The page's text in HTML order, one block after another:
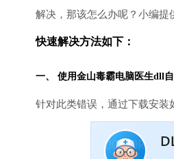
解决，那该怎么办呢？小编提
快速解决方法如下：
一、 使用金山毒霸电脑医生dll自
针对此类错误，通过下载安装